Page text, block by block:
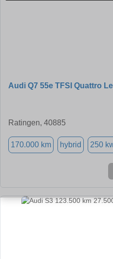
Audi Q7 55e TFSI Quattro
Ratingen, 40885
170.000 km hybrid 250